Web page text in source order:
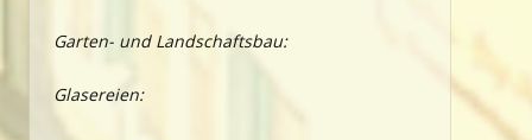
Garten- und Landschaftsbau:
Glasereien: